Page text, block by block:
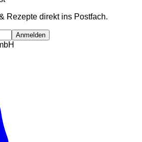
Rezepte direkt ins Postfach.
Anmelden